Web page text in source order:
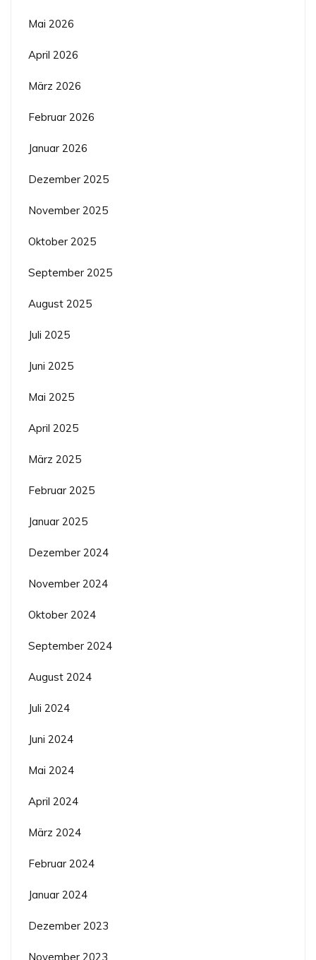
Mai 2026
April 2026
März 2026
Februar 2026
Januar 2026
Dezember 2025
November 2025
Oktober 2025
September 2025
August 2025
Juli 2025
Juni 2025
Mai 2025
April 2025
März 2025
Februar 2025
Januar 2025
Dezember 2024
November 2024
Oktober 2024
September 2024
August 2024
Juli 2024
Juni 2024
Mai 2024
April 2024
März 2024
Februar 2024
Januar 2024
Dezember 2023
November 2023